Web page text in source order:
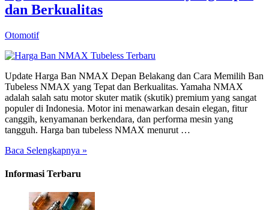
dan Berkualitas
Otomotif
Update Harga Ban NMAX Depan Belakang dan Cara Memilih Ban
Tubeless NMAX yang Tepat dan Berkualitas. Yamaha NMAX
adalah salah satu motor skuter matik (skutik) premium yang sangat
populer di Indonesia. Motor ini menawarkan desain elegan, fitur
canggih, kenyamanan berkendara, dan performa mesin yang
tangguh. Harga ban tubeless NMAX menurut …
Baca Selengkapnya »
Informasi Terbaru